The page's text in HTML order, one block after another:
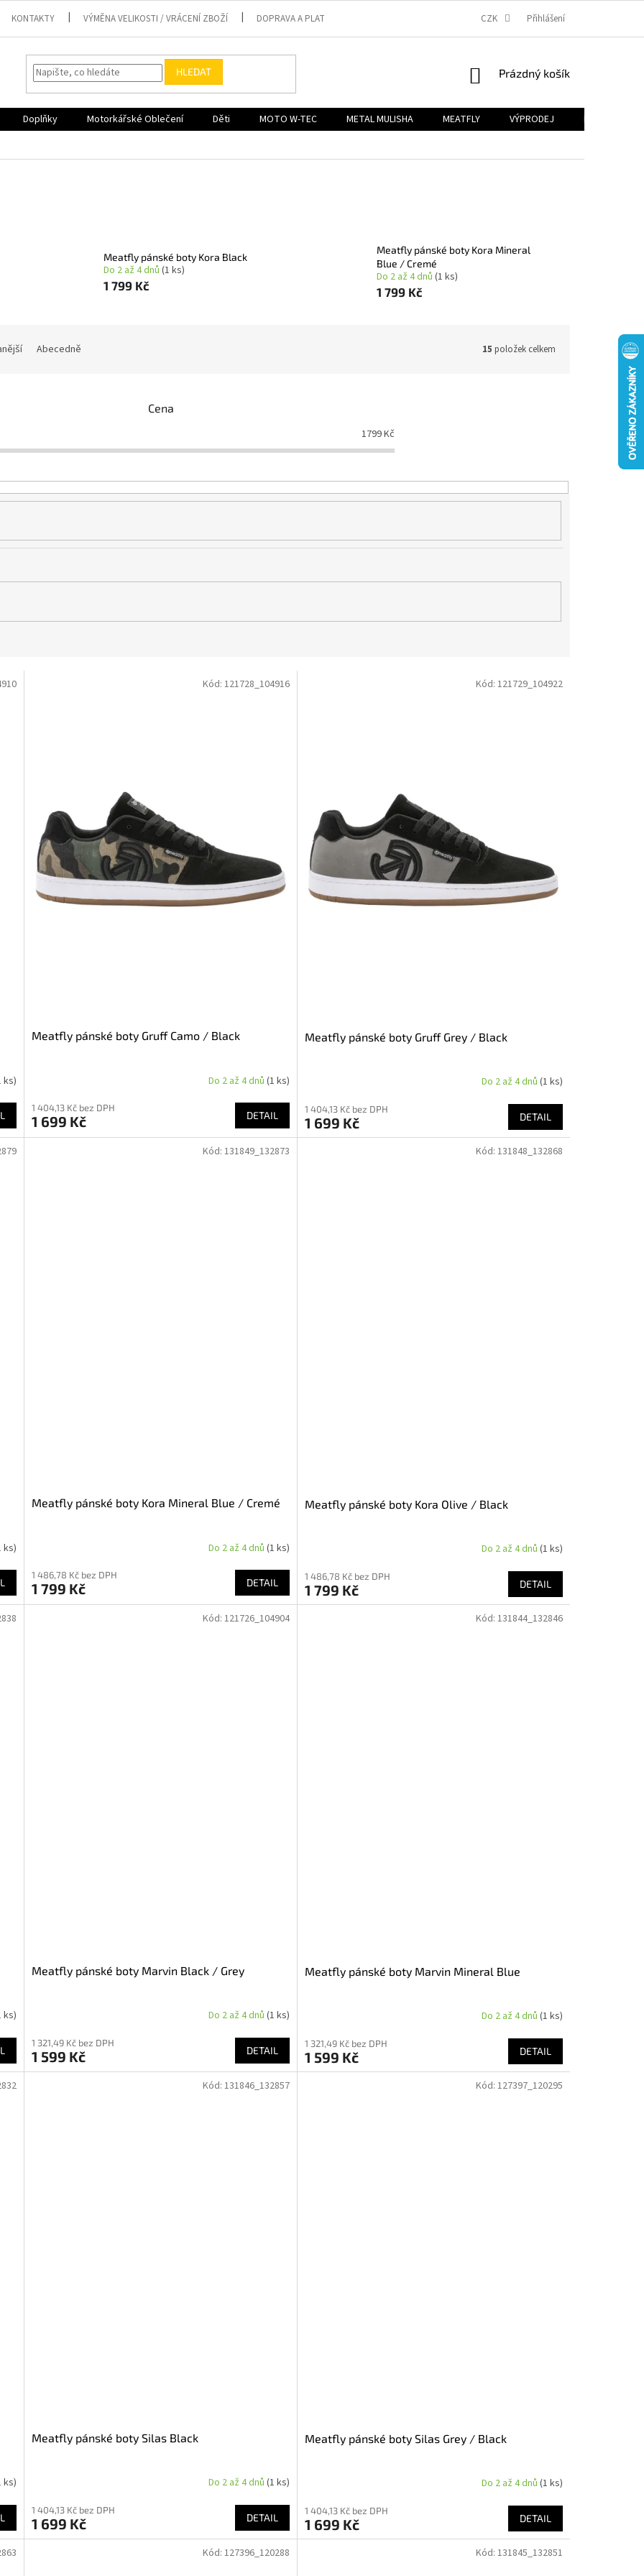
KONTAKTY VÝMĚNA VELIKOSTI / VRÁCENÍ ZBOŽÍ DOPRAVA A PLATBA PODMÍNKY OCHRANY OSOBNÍCH ÚDAJŮ
CZK Přihlášení
HLEDAT
NÁKUPNÍ
Prázdný košík
Doplňky Motorkářské Oblečení Děti MOTO W-TEC METAL MULISHA MEATFLY VÝPRODEJ B2B
Meatfly pánské boty Kora Black
Do 2 až 4 dnů(1 ks)
1 799 Kč
Meatfly pánské boty Kora Mineral
Blue / Cremé
Do 2 až 4 dnů (1 ks)
1 799 Kč
Abecedně 15 položek celkem
Cena
1799Kč
ks)
Meatfly pánské boty Gruff Camo / Black
Do 2 až 4 dnů (1 ks)
1 404,13 Kč bez DPH
1 699 Kč DETAIL
Kód: 121728_104916
Meatfly pánské boty Gruff Grey / Black
Do 2 až 4 dnů (1 ks)
1 404,13 Kč bez DPH
1 699 Kč DETAIL
Kód: 121729_104922
ks)
Meatfly pánské boty Kora Mineral Blue / Cremé
Do 2 až 4 dnů (1 ks)
1 486,78 Kč bez DPH
1 799 Kč DETAIL
Kód: 131849_132873
Meatfly pánské boty Kora Olive / Black
Do 2 až 4 dnů (1 ks)
1 486,78 Kč bez DPH
1 799 Kč DETAIL
Kód: 131848_132868
ks)
Meatfly pánské boty Marvin Black / Grey
Do 2 až 4 dnů (1 ks)
1 321,49 Kč bez DPH
1 599 Kč DETAIL
Kód: 121726_104904
Meatfly pánské boty Marvin Mineral Blue
Do 2 až 4 dnů (1 ks)
1 321,49 Kč bez DPH
1 599 Kč DETAIL
Kód: 131844_132846
ks)
Meatfly pánské boty Silas Black
Do 2 až 4 dnů (1 ks)
1 404,13 Kč bez DPH
1 699 Kč DETAIL
Kód: 131846_132857
Meatfly pánské boty Silas Grey / Black
Do 2 až 4 dnů (1 ks)
1 404,13 Kč bez DPH
1 699 Kč DETAIL
Kód: 127397_120295
Kód: 127396_120288 Kód: 131845_132851